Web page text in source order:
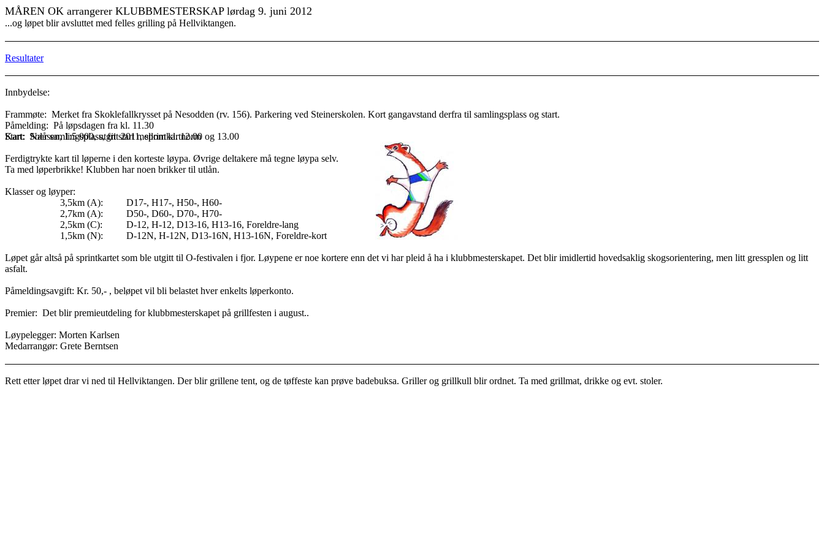
MÅREN OK arrangerer KLUBBMESTERSKAP lørdag 9. juni 2012
...og løpet blir avsluttet med felles grilling på Hellviktangen.
Resultater
Innbydelse:
Frammøte: Merket fra Skoklefallkrysset på Nesodden (rv. 156). Parkering ved Steinerskolen. Kort gangavstand derfra til samlingsplass og start.
Påmelding: På løpsdagen fra kl. 11.30
Start: Nær samlingsplass, fri start mellom kl. 12.00 og 13.00
Kart: Solåsen, 1:5 000, utgitt 2011, sprintkartnorm
Ferdigtrykte kart til løperne i den korteste løypa. Øvrige deltakere må tegne løypa selv.
Ta med løperbrikke! Klubben har noen brikker til utlån.
Klasser og løyper:
3,5km (A):
D17-, H17-, H50-, H60-
2,7km (A):
D50-, D60-, D70-, H70-
2,5km (C):
D-12, H-12, D13-16, H13-16, Foreldre-lang
1,5km (N):
D-12N, H-12N, D13-16N, H13-16N, Foreldre-kort
Løpet går altså på sprintkartet som ble utgitt til O-festivalen i fjor. Løypene er noe kortere enn det vi har pleid å ha i klubbmesterskapet. Det blir imidlertid hovedsaklig skogsorientering, men litt gressplen og litt
asfalt.
Påmeldingsavgift: Kr. 50,- , beløpet vil bli belastet hver enkelts løperkonto.
Premier: Det blir premieutdeling for klubbmesterskapet på grillfesten i august..
Løypelegger: Morten Karlsen
Medarrangør: Grete Berntsen
Rett etter løpet drar vi ned til Hellviktangen. Der blir grillene tent, og de tøffeste kan prøve badebuksa. Griller og grillkull blir ordnet. Ta med grillmat, drikke og evt. stoler.